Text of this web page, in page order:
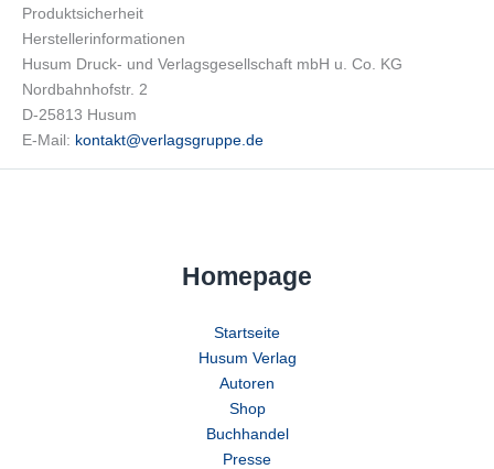
Produktsicherheit
Herstellerinformationen
Husum Druck- und Verlagsgesellschaft mbH u. Co. KG
Nordbahnhofstr. 2
D-25813 Husum
E-Mail: kontakt@verlagsgruppe.de
Homepage
Startseite
Husum Verlag
Autoren
Shop
Buchhandel
Presse